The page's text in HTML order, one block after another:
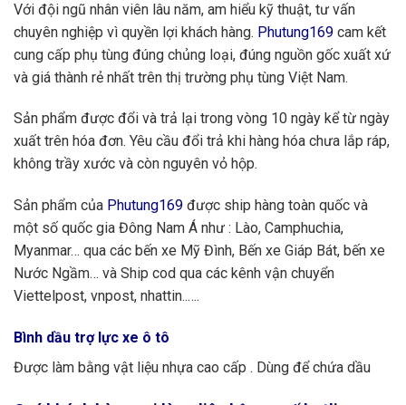
Với đội ngũ nhân viên lâu năm, am hiểu kỹ thuật, tư vấn
chuyên nghiệp vì quyền lợi khách hàng. Phutung169 cam kết
cung cấp phụ tùng đúng chủng loại, đúng nguồn gốc xuất xứ
và giá thành rẻ nhất trên thị trường phụ tùng Việt Nam.
Sản phẩm được đổi và trả lại trong vòng 10 ngày kể từ ngày
xuất trên hóa đơn. Yêu cầu đổi trả khi hàng hóa chưa lắp ráp,
không trầy xước và còn nguyên vỏ hộp.
Sản phẩm của Phutung169 được ship hàng toàn quốc và
một số quốc gia Đông Nam Á như : Lào, Camphuchia,
Myanmar… qua các bến xe Mỹ Đình, Bến xe Giáp Bát, bến xe
Nước Ngầm… và Ship cod qua các kênh vận chuyển
Viettelpost, vnpost, nhattin..….
Bình dầu trợ lực xe ô tô
Được làm bằng vật liệu nhựa cao cấp . Dùng để chứa dầu